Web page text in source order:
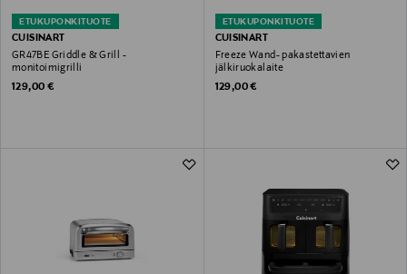
ETUKUPONKITUOTE
CUISINART
GR47BE Griddle & Grill -
monitoimigrilli
Original Price
129,00 €
ETUKUPONKITUOTE
CUISINART
Freeze Wand- pakastettavien
jälkiruokalaite
Original Price
129,00 €